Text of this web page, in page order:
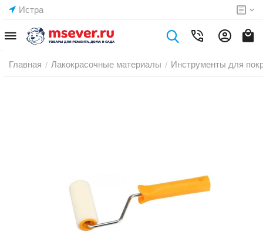
Истра
Главная / Лакокрасочные материалы / Инструменты для